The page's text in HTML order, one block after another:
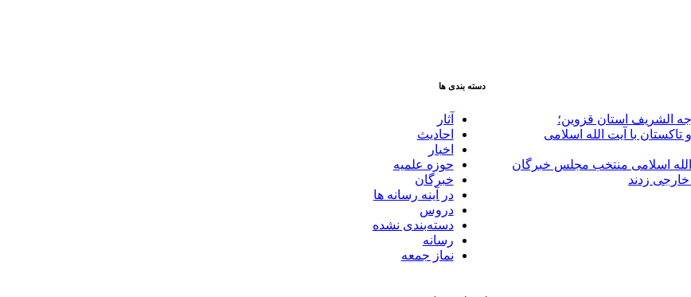
الشریف استان قزوین؛
با آیت الله اسلامی
اسلامی منتخب مجلس‌ خبرگان
زدند
دسته بندی ها
آثار
احادیث
اخبار
حوزه علمیه
خبرگان
در آینه رسانه ها
دروس
دسته‌بندی نشده
رسانه
نماز جمعه